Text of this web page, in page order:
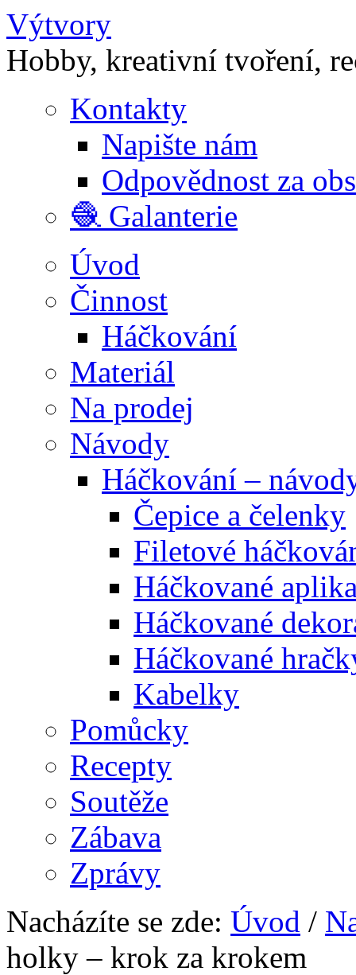
Výtvory
Hobby, kreativní tvoření,
Kontakty
Napište nám
Odpovědnost za
🧶 Galanterie
Úvod
Činnost
Háčkování
Materiál
Na prodej
Návody
Háčkování –
Čepice a čelenky
Filetové
Háčkované
Háčkované
Háčkované
Kabelky
Pomůcky
Recepty
Soutěže
Zábava
Zprávy
Nacházíte se zde: Úvod /
holky – krok za krokem